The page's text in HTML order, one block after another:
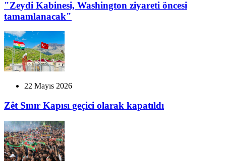
"Zeydi Kabinesi, Washington ziyareti öncesi
tamamlanacak"
22 Mayıs 2026
Zêt Sınır Kapısı geçici olarak kapatıldı